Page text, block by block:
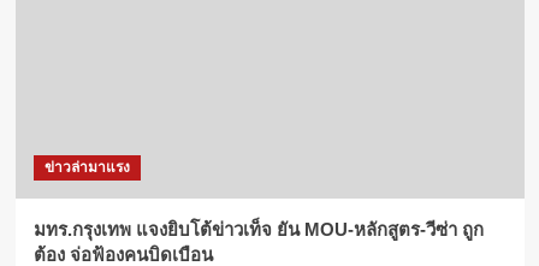
ข่าวล่ามาแรง
มทร.กรุงเทพ แจงยิบโต้ข่าวเท็จ ยัน MOU-หลักสูตร-วีซ่า ถูก
ต้อง จ่อฟ้องคนบิดเบือน